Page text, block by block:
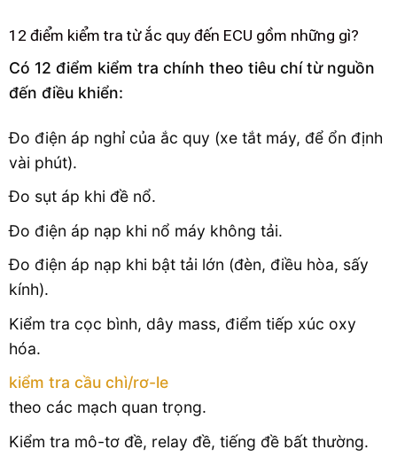
12 điểm kiểm tra từ ắc quy đến ECU gồm những gì?
Có 12 điểm kiểm tra chính theo tiêu chí từ nguồn
đến điều khiển:
Đo điện áp nghỉ của ắc quy (xe tắt máy, để ổn định
vài phút).
Đo sụt áp khi đề nổ.
Đo điện áp nạp khi nổ máy không tải.
Đo điện áp nạp khi bật tải lớn (đèn, điều hòa, sấy
kính).
Kiểm tra cọc bình, dây mass, điểm tiếp xúc oxy
hóa.
kiểm tra cầu chì/rơ-le
theo các mạch quan trọng.
Kiểm tra mô-tơ đề, relay đề, tiếng đề bất thường.